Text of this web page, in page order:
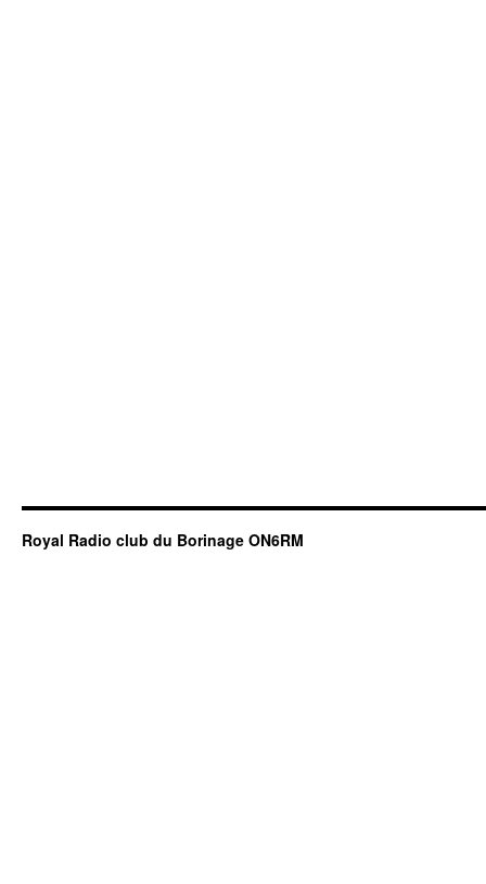
Royal Radio club du Borinage ON6RM